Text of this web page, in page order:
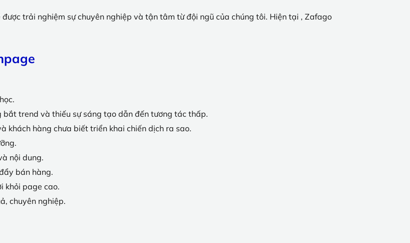
trải nghiệm sự chuyên nghiệp và tận tâm từ đội ngũ của chúng tôi. Hiện tại , Zafago
bắt trend và thiếu sự sáng tạo dẫn đến tương tác thấp.
khách hàng chưa biết triển khai chiến dịch ra sao.
nội dung.
bán hàng.
khỏi page cao.
chuyên nghiệp.